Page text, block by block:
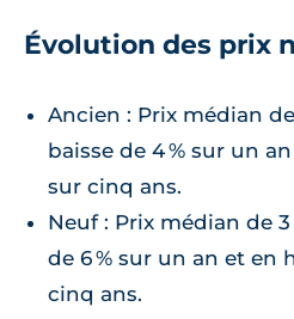
Évolution des prix
Ancien : Prix médian
baisse de 4 % sur un
sur cinq ans.
Neuf : Prix médian de
de 6 % sur un an et en
cinq ans.